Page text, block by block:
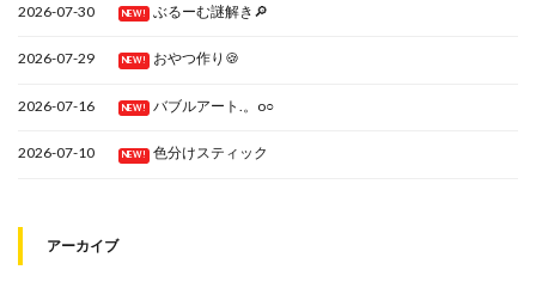
2026-07-30 NEW! ぶるーむ謎解き🔎
2026-07-29 NEW! おやつ作り🍪
2026-07-16 NEW! バブルアート.。o○
2026-07-10 NEW! 色分けスティック
アーカイブ